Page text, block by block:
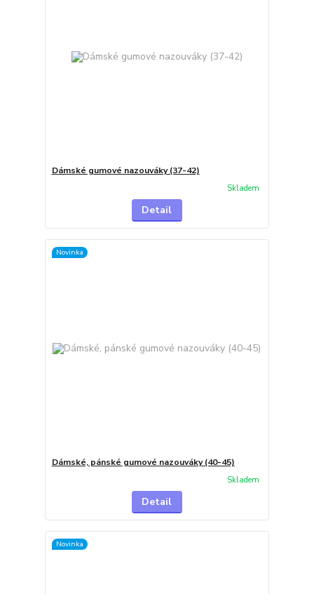
Dámské gumové nazouváky (37-42)
Skladem
Detail
Novinka
Dámské, pánské gumové nazouváky (40-45)
Skladem
Detail
Novinka